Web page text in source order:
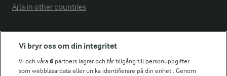
Arla in other countries
Fler Arlasajter
För ägare
Vi bryr oss om din integritet
Vi och våra6 partners lagrar och får tillgång till personuppgifter
som webbläsardata eller unika identifierare på din enhet . Genom